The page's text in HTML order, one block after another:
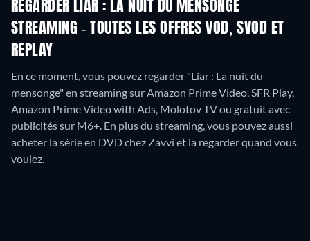
REGARDER LIAR : LA NUIT DU MENSONGE
STREAMING - TOUTES LES OFFRES VOD, SVOD ET
REPLAY
En ce moment, vous pouvez regarder "Liar : La nuit du
mensonge" en streaming sur Amazon Prime Video, SFR Play,
Amazon Prime Video with Ads, Molotov TV ou gratuit avec
publicités sur M6+. En plus du streaming, vous pouvez aussi
acheter la série en DVD chez Zavvi et la regarder quand vous
voulez.